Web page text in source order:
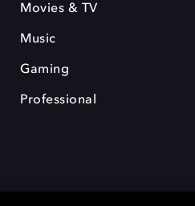
Movies & TV
Music
Gaming
Professional